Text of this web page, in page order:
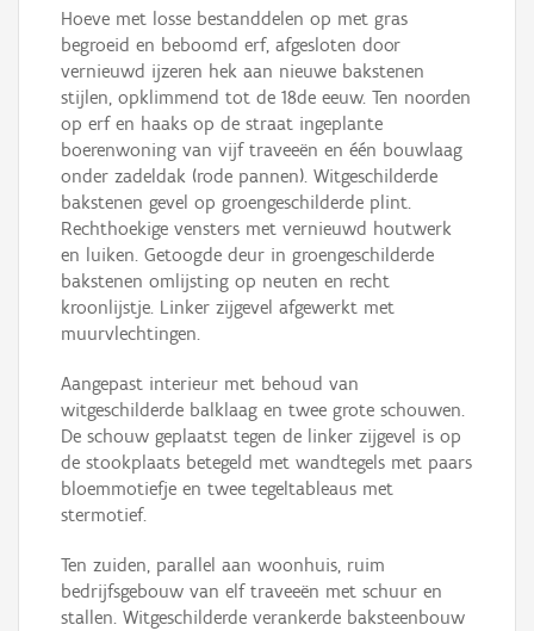
Hoeve met losse bestanddelen op met gras
begroeid en beboomd erf, afgesloten door
vernieuwd ijzeren hek aan nieuwe bakstenen
stijlen, opklimmend tot de 18de eeuw. Ten noorden
op erf en haaks op de straat ingeplante
boerenwoning van vijf traveeën en één bouwlaag
onder zadeldak (rode pannen). Witgeschilderde
bakstenen gevel op groengeschilderde plint.
Rechthoekige vensters met vernieuwd houtwerk
en luiken. Getoogde deur in groengeschilderde
bakstenen omlijsting op neuten en recht
kroonlijstje. Linker zijgevel afgewerkt met
muurvlechtingen.
Aangepast interieur met behoud van
witgeschilderde balklaag en twee grote schouwen.
De schouw geplaatst tegen de linker zijgevel is op
de stookplaats betegeld met wandtegels met paars
bloemmotiefje en twee tegeltableaus met
stermotief.
Ten zuiden, parallel aan woonhuis, ruim
bedrijfsgebouw van elf traveeën met schuur en
stallen. Witgeschilderde verankerde baksteenbouw